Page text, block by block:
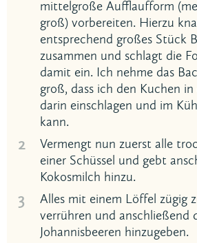
mittelgroße Aufflaufform
groß) vorbereiten. Hierzu
entsprechend großes Stück
zusammen und schlagt die
damit ein. Ich nehme das
groß, dass ich den Kuchen
darin einschlagen und im
kann.
2
Vermengt nun zuerst alle
einer Schüssel und gebt
Kokosmilch hinzu.
3
Alles mit einem Löffel zügig
verrühren und anschließend
Johannisbeeren hinzugeben.